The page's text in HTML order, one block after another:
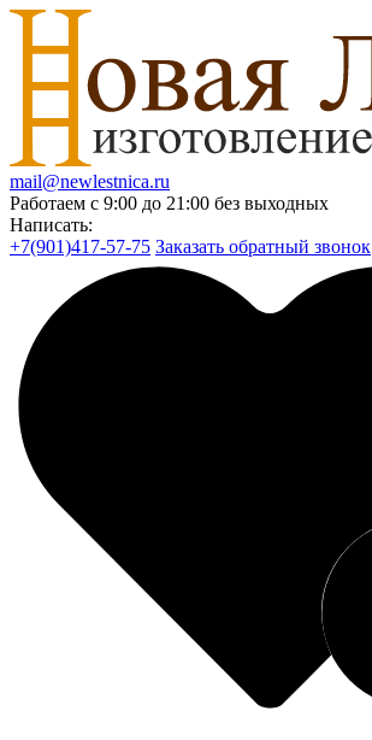
mail@newlestnica.ru
Работаем с 9:00 до 21:00 без выходных
Написать:
+7(901)417-57-75 Заказать обратный звонок